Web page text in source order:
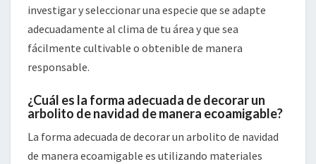
investigar y seleccionar una especie que se adapte
adecuadamente al clima de tu área y que sea
fácilmente cultivable o obtenible de manera
responsable.
¿Cuál es la forma adecuada de decorar un
arbolito de navidad de manera ecoamigable?
La forma adecuada de decorar un arbolito de navidad
de manera ecoamigable es utilizando materiales